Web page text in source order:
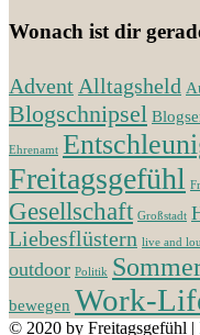
Wonach ist dir
Advent Alltagsheld
Blogschnipsel
Ehrenamt
Freitagsgefühl
Gesellschaft Großstadt
Liebesflüstern live and
outdoor Politik
bewegen Work-
© 2020 by Freitagsgefühl |